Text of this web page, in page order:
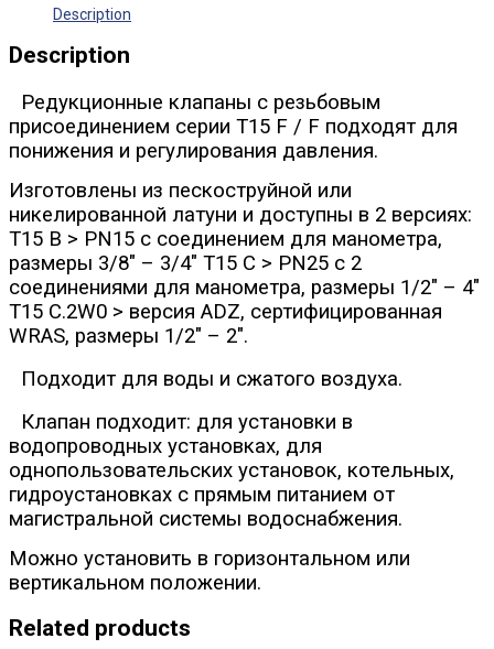
Description
Description
Редукционные клапаны с резьбовым
присоединением серии T15 F / F подходят для
понижения и регулирования давления.
Изготовлены из пескоструйной или
никелированной латуни и доступны в 2 версиях:
T15 B > PN15 с соединением для манометра,
размеры 3/8" – 3/4" T15 C > PN25 с 2
соединениями для манометра, размеры 1/2" – 4"
T15 C.2W0 > версия ADZ, сертифицированная
WRAS, размеры 1/2" – 2".
Подходит для воды и сжатого воздуха.
Клапан подходит: для установки в
водопроводных установках, для
однопользовательских установок, котельных,
гидроустановках с прямым питанием от
магистральной системы водоснабжения.
Можно установить в горизонтальном или
вертикальном положении.
Related products